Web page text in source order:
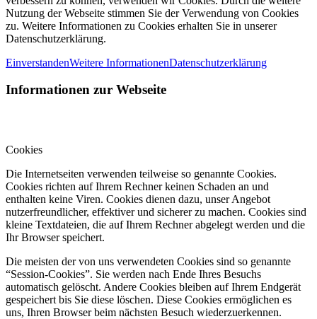
Nutzung der Webseite stimmen Sie der Verwendung von Cookies
zu. Weitere Informationen zu Cookies erhalten Sie in unserer
Datenschutzerklärung.
EinverstandenWeitere InformationenDatenschutzerklärung
Informationen zur Webseite
Cookies
Die Internetseiten verwenden teilweise so genannte Cookies.
Cookies richten auf Ihrem Rechner keinen Schaden an und
enthalten keine Viren. Cookies dienen dazu, unser Angebot
nutzerfreundlicher, effektiver und sicherer zu machen. Cookies sind
kleine Textdateien, die auf Ihrem Rechner abgelegt werden und die
Ihr Browser speichert.
Die meisten der von uns verwendeten Cookies sind so genannte
“Session-Cookies”. Sie werden nach Ende Ihres Besuchs
automatisch gelöscht. Andere Cookies bleiben auf Ihrem Endgerät
gespeichert bis Sie diese löschen. Diese Cookies ermöglichen es
uns, Ihren Browser beim nächsten Besuch wiederzuerkennen.